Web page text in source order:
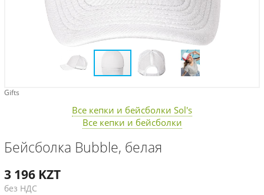
Gifts
Все кепки и бейсболки Sol's
Все кепки и бейсболки
Бейсболка Bubble, белая
3 196 KZT
без НДС